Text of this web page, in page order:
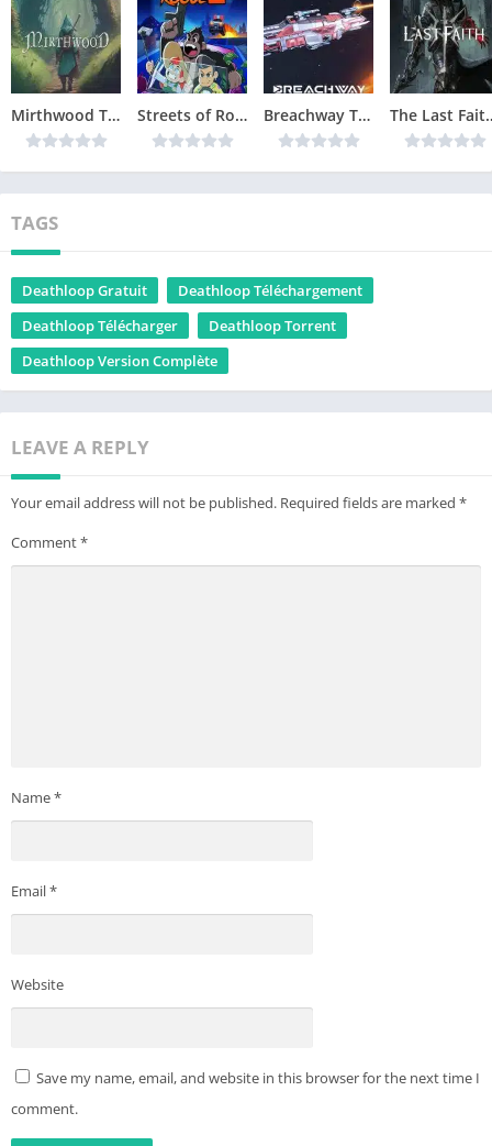
Mirthwood Télécharger jeu PC Streets of Rogue 2 Télécharger jeu PC Breachway Télécharger jeu PC The Last
TAGS
Deathloop Gratuit
Deathloop Téléchargement
Deathloop Télécharger
Deathloop Torrent
Deathloop Version Complète
LEAVE A REPLY
Your email address will not be published. Required fields are marked *
Comment*
Name*
Email*
Website
Save my name, email, and website in this browser for the next time I
comment.